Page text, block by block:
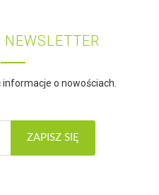
NEWSLETTER
o nowościach.
ZAPISZ SIĘ